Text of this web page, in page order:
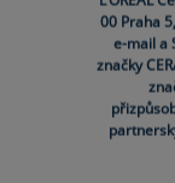
00 Praha
e-mail a
značky
00 Praha
e-mail a
značky